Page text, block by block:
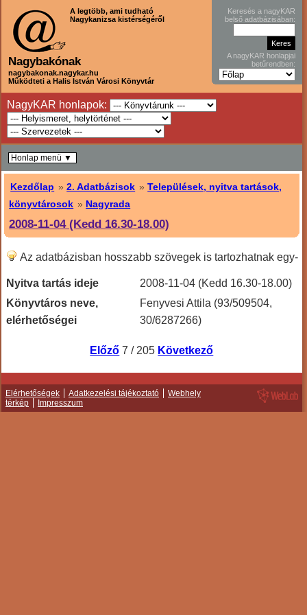
A legtöbb, ami tudható
Nagykanizsa kistérségéről
Nagybakónak
nagybakonak.nagykar.hu
Működteti a Halis István Városi Könyvtár
Keresés a nagyKAR
belső adatbázisában:
A nagyKAR honlapjai
betűrendben:
NagyKAR honlapok:
Kezdőlap »2. Adatbázisok »Települések, nyitva tartások,
könyvtárosok » Nagyrada
2008-11-04 (Kedd 16.30-18.00)
Az adatbázisban hosszabb szövegek is tartozhatnak egy-
Nyitva tartás ideje
2008-11-04 (Kedd 16.30-18.00)
Könyvtáros neve,
elérhetőségei
Fenyvesi Attila (93/509504,
30/6287266)
Előző 7 / 205 Következő
Honlap menü ▼
Elérhetőségek Adatkezelési tájékoztató
Webhely
térkép
Impresszum